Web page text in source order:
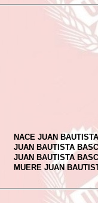
NACE JUAN
JUAN BAUTISTA
JUAN BAUTISTA
MUERE JUAN